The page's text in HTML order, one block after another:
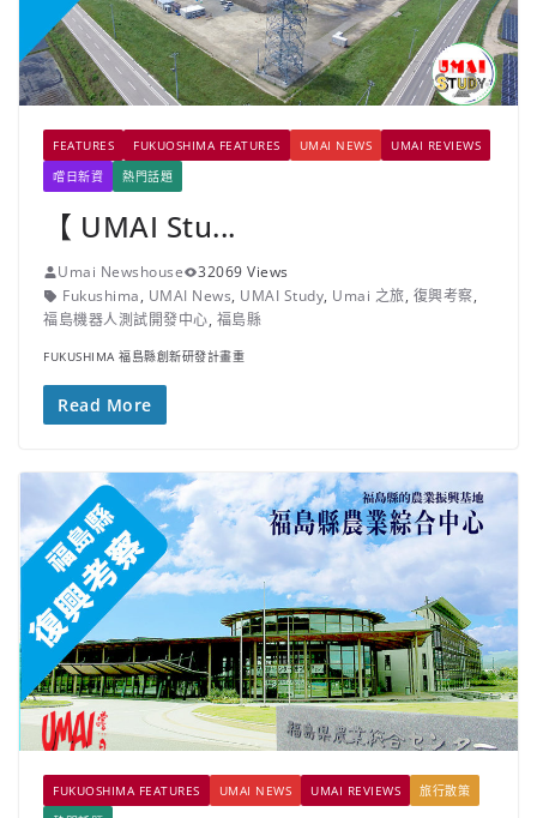
FEATURES FUKUOSHIMA FEATURES UMAI NEWS
UMAI REVIEWS
嚐日新資
熱門話題
【 UMAI Stu...
Umai Newshouse
32069 Views
Fukushima, UMAI News, UMAI Study, Umai 之旅, 復興考察,
福島機器人測試開發中心, 福島縣
FUKUSHIMA 福島縣創新研發計畫重
Read More
FUKUOSHIMA FEATURES UMAI NEWS UMAI REVIEWS
旅行散策